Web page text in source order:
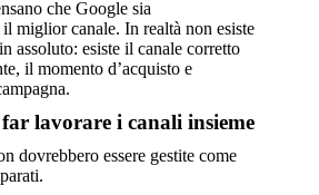
che Google sia
miglior canale. In realtà non esiste
assoluto: esiste il canale corretto
il momento d’acquisto e
lavorare i canali insieme
dovrebbero essere gestite come